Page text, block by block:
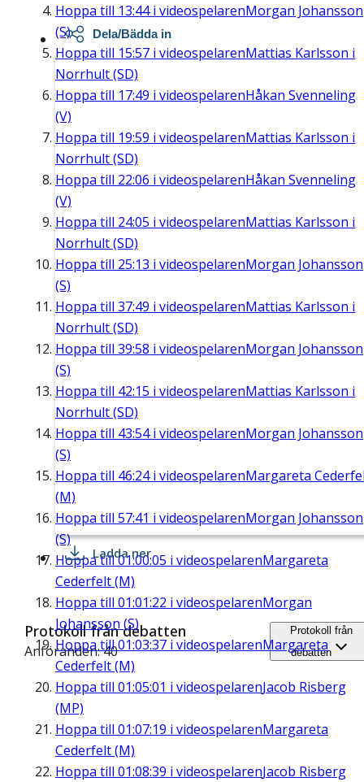
Hoppa till 13:44i videospelarenMorgan Johansson
(S)
Hoppa till 15:57 i videospelarenMattias Karlsson i
Norrhult (SD)
Hoppa till 17:49 i videospelarenHåkan Svenneling
(V)
Hoppa till 19:59 i videospelarenMattias Karlsson i
Norrhult (SD)
Hoppa till 22:06 i videospelarenHåkan Svenneling
(V)
Hoppa till 24:05 i videospelarenMattias Karlsson i
Norrhult (SD)
Hoppa till 25:13 i videospelarenMorgan Johansson
(S)
Hoppa till 37:49 i videospelarenMattias Karlsson i
Norrhult (SD)
Hoppa till 39:58 i videospelarenMorgan Johansson
(S)
Hoppa till 42:15 i videospelarenMattias Karlsson i
Norrhult (SD)
Hoppa till 43:54i videospelarenMorgan Johansson
(S)
Hoppa till 46:24i videospelarenMargareta
(M)
Hoppa till 57:41 i videospelarenMorgan Johansson
(S)
Hoppa till01:00:05 i videospelarenMargareta
Cederfelt (M)
Hoppa till 01:01:22 i videospelarenMorgan
Johansson (S)
Hoppa till01:03:37 i videospelarenMargareta
Cederfelt (M)
Hoppa till 01:05:01 i videospelarenJacob Risberg
(MP)
Hoppa till 01:07:19 i videospelarenMargareta
Cederfelt (M)
Hoppa till 01:08:39 i videospelarenJacob Risberg
Dela/Bädda in
Ladda ner
Protokoll från debatten
Anföranden: 40
Protokoll från
debatten